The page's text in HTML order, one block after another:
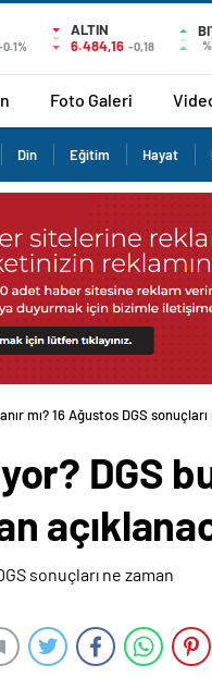
ALTIN
6.484,16 -0,18 %
Foto Galeri
Din Eğitim Hayat
mı? 16 Ağustos DGS
DGS